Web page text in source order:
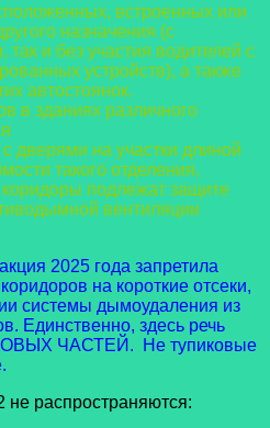
встроенных или
назначения (с
так и без участия водителей с
устройств), а также
автостоянок.
в зданиях различного
дверями на участки длиной
такого отделения,
подлежат защите
вентиляции
2025 года запретила
на короткие отсеки,
системы дымоудаления из
Единственно, здесь речь
ЧАСТЕЙ. Не тупиковые
не распространяются: